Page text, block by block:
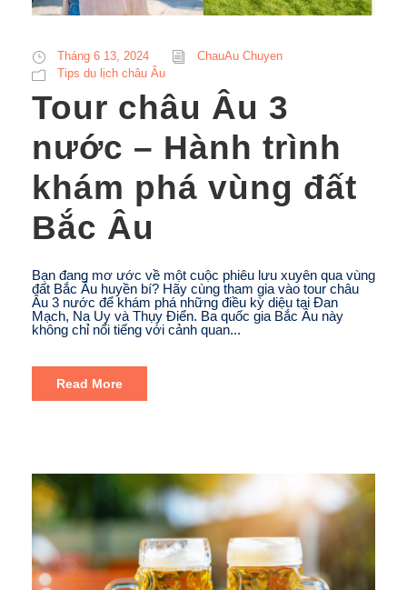
Tháng 6 13, 2024
ChauAu Chuyen
Tips du lịch châu Âu
Tour châu Âu 3
nước – Hành trình
khám phá vùng đất
Bắc Âu
Bạn đang mơ ước về một cuộc phiêu lưu xuyên qua vùng
đất Bắc Âu huyền bí? Hãy cùng tham gia vào tour châu
Âu 3 nước để khám phá những điều kỳ diệu tại Đan
Mạch, Na Uy và Thụy Điển. Ba quốc gia Bắc Âu này
không chỉ nổi tiếng với cảnh quan...
Read More